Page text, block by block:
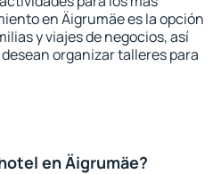
en Äigrumäe es la opción
y viajes de negocios, así
organizar talleres para
en Äigrumäe?